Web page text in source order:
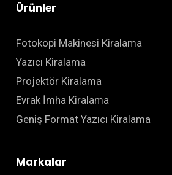
Ürünler
Fotokopi Makinesi Kiralama
Yazıcı Kiralama
Projektör Kiralama
Evrak İmha Kiralama
Geniş Format Yazıcı Kiralama
Markalar